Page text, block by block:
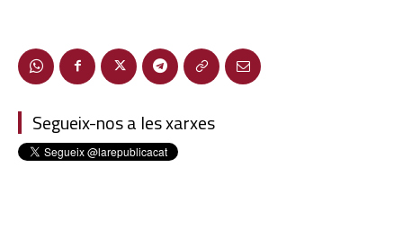
Segueix-nos a les xarxes